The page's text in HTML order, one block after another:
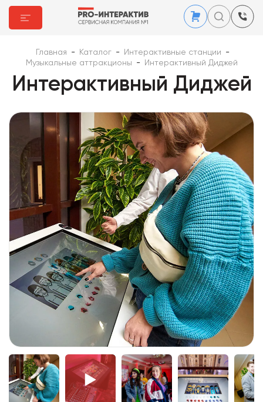
Главная - Каталог - Интерактивные станции
-
Музыкальные аттракционы
- Интерактивный Диджей
Интерактивный Диджей